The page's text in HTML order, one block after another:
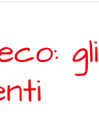
gli